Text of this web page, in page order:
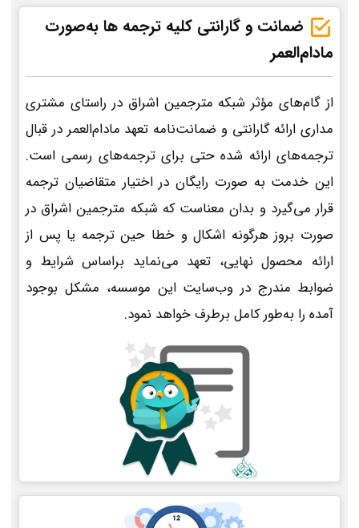
ضمانت و گارانتی کلیه ترجمه ها به‌صورت
مادام‌العمر
از گام‌های مؤثر شبکه مترجمین اشراق در راستای مشتری
مداری ارائه گارانتی و ضمانت‌نامه تعهد مادام‌العمر در قبال
ترجمه‌های ارائه شده حتی برای ترجمه‌های رسمی است.
این خدمت به صورت رایگان در اختیار متقاضیان ترجمه
قرار می‌گیرد و بدان معناست که شبکه مترجمین اشراق در
صورت بروز هرگونه اشکال و خطا حین ترجمه یا پس از
ارائه محصول نهایی، تعهد می‌نماید براساس شرایط و
ضوابط مندرج در وب‌سایت این موسسه، مشکل بوجود
آمده را به‌طور کامل برطرف خواهد نمود.